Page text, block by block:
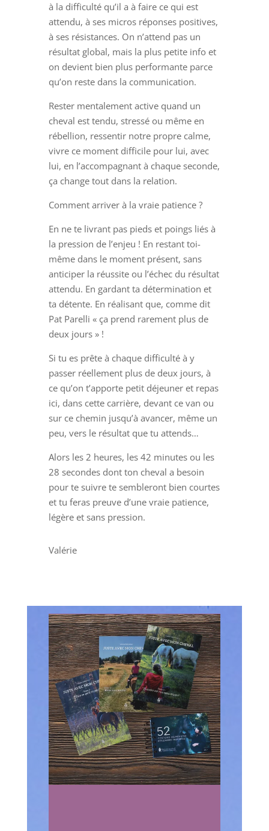
à la difficulté qu’il a à faire ce qui est
attendu, à ses micros réponses positives,
à ses résistances. On n’attend pas un
résultat global, mais la plus petite info et
on devient bien plus performante parce
qu’on reste dans la communication.
Rester mentalement active quand un
cheval est tendu, stressé ou même en
rébellion, ressentir notre propre calme,
vivre ce moment difficile pour lui, avec
lui, en l’accompagnant à chaque seconde,
ça change tout dans la relation.
Comment arriver à la vraie patience ?
En ne te livrant pas pieds et poings liés à
la pression de l’enjeu ! En restant toi-
même dans le moment présent, sans
anticiper la réussite ou l’échec du résultat
attendu. En gardant ta détermination et
ta détente. En réalisant que, comme dit
Pat Parelli « ça prend rarement plus de
deux jours » !
Si tu es prête à chaque difficulté à y
passer réellement plus de deux jours, à
ce qu’on t’apporte petit déjeuner et repas
ici, dans cette carrière, devant ce van ou
sur ce chemin jusqu’à avancer, même un
peu, vers le résultat que tu attends…
Alors les 2 heures, les 42 minutes ou les
28 secondes dont ton cheval a besoin
pour te suivre te sembleront bien courtes
et tu feras preuve d’une vraie patience,
légère et sans pression.
Valérie